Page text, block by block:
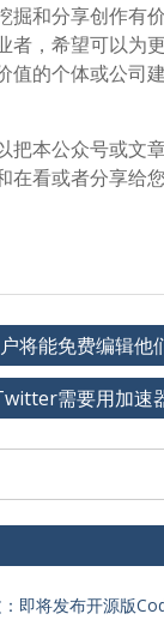
掘和分享创作有
者，希望可以为
值的个体或公司
把本公众号或文
在看或者分享给
将能免费编辑他
需要用加速
即将发布开源版